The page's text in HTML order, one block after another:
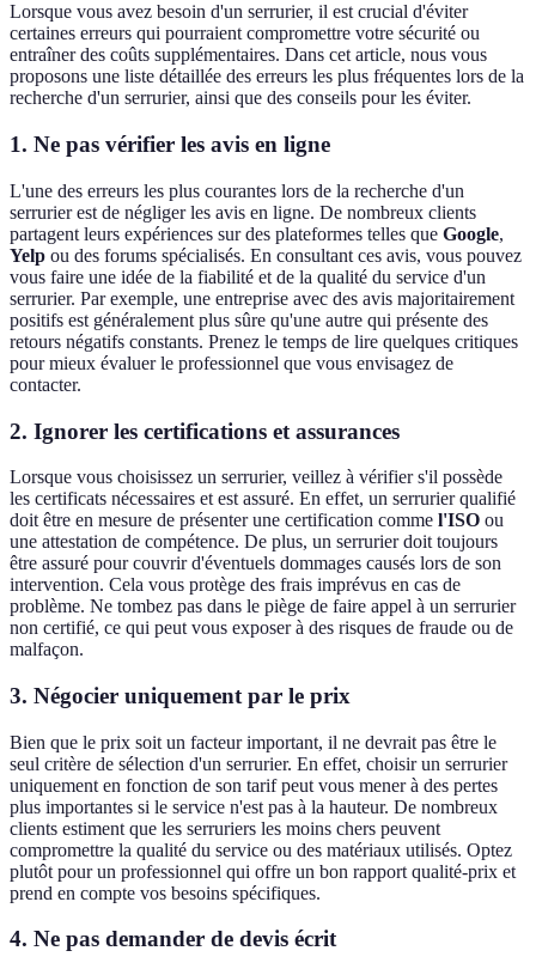
Lorsque vous avez besoin d'un serrurier, il est crucial d'éviter
certaines erreurs qui pourraient compromettre votre sécurité ou
entraîner des coûts supplémentaires. Dans cet article, nous vous
proposons une liste détaillée des erreurs les plus fréquentes lors de la
recherche d'un serrurier, ainsi que des conseils pour les éviter.
1. Ne pas vérifier les avis en ligne
L'une des erreurs les plus courantes lors de la recherche d'un
serrurier est de négliger les avis en ligne. De nombreux clients
partagent leurs expériences sur des plateformes telles que Google,
Yelp ou des forums spécialisés. En consultant ces avis, vous pouvez
vous faire une idée de la fiabilité et de la qualité du service d'un
serrurier. Par exemple, une entreprise avec des avis majoritairement
positifs est généralement plus sûre qu'une autre qui présente des
retours négatifs constants. Prenez le temps de lire quelques critiques
pour mieux évaluer le professionnel que vous envisagez de
contacter.
2. Ignorer les certifications et assurances
Lorsque vous choisissez un serrurier, veillez à vérifier s'il possède
les certificats nécessaires et est assuré. En effet, un serrurier qualifié
doit être en mesure de présenter une certification comme l'ISO ou
une attestation de compétence. De plus, un serrurier doit toujours
être assuré pour couvrir d'éventuels dommages causés lors de son
intervention. Cela vous protège des frais imprévus en cas de
problème. Ne tombez pas dans le piège de faire appel à un serrurier
non certifié, ce qui peut vous exposer à des risques de fraude ou de
malfaçon.
3. Négocier uniquement par le prix
Bien que le prix soit un facteur important, il ne devrait pas être le
seul critère de sélection d'un serrurier. En effet, choisir un serrurier
uniquement en fonction de son tarif peut vous mener à des pertes
plus importantes si le service n'est pas à la hauteur. De nombreux
clients estiment que les serruriers les moins chers peuvent
compromettre la qualité du service ou des matériaux utilisés. Optez
plutôt pour un professionnel qui offre un bon rapport qualité-prix et
prend en compte vos besoins spécifiques.
4. Ne pas demander de devis écrit